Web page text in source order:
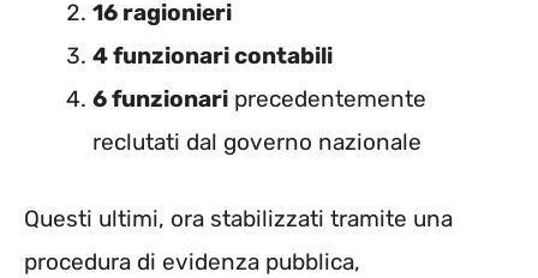
16 ragionieri
4 funzionari contabili
6 funzionari precedentemente
reclutati dal governo nazionale
Questi ultimi, ora stabilizzati tramite una
procedura di evidenza pubblica,